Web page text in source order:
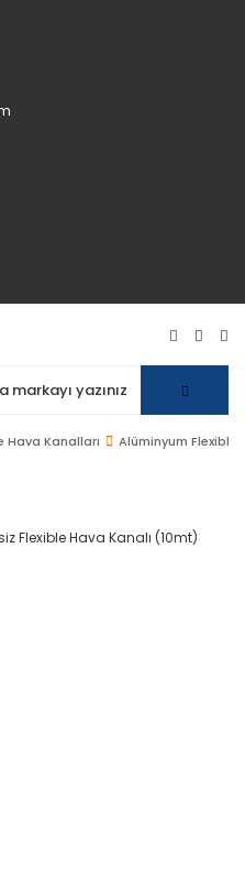
Hava Kanalları Alüminyum Flexible